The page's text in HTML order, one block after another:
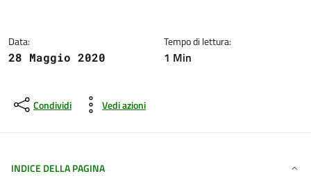
Data:
28 Maggio 2020
Tempo di lettura:
1 Min
Condividi Vedi azioni
INDICE DELLA PAGINA